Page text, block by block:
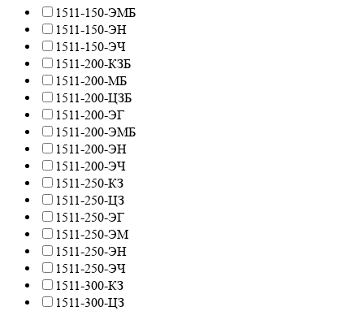
1511-150-ЭМБ
1511-150-ЭН
1511-150-ЭЧ
1511-200-КЗБ
1511-200-МБ
1511-200-ЦЗБ
1511-200-ЭГ
1511-200-ЭМБ
1511-200-ЭН
1511-200-ЭЧ
1511-250-КЗ
1511-250-ЦЗ
1511-250-ЭГ
1511-250-ЭМ
1511-250-ЭН
1511-250-ЭЧ
1511-300-КЗ
1511-300-ЦЗ